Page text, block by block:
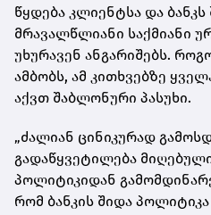
წყდება კლიენტსა და
მრავალწლიანი საქმიანი
უხურავენ ანგარიშებს.
ამბობს, ამ კითხვებზე
აქვთ შაბლონური პასუხი.
„ძალიან ცინიკურად
გადაწყვეტილება
პოლიტიკიდან
რომ ბანკის შიდა